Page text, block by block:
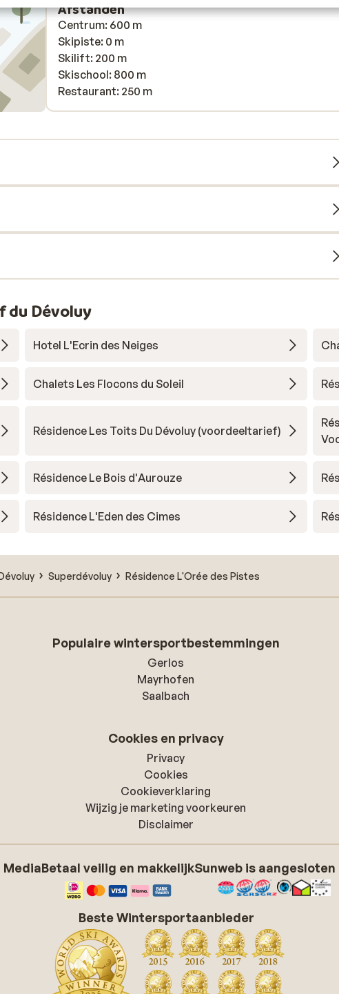
Afstanden
Centrum: 600 m
Skipiste: 0 m
Skilift: 200 m
Skischool: 800 m
Restaurant: 250 m
du Dévoluy
Hotel L'Ecrin des Neiges
Chalets Les Flocons du Soleil
Résidence Les Toits Du Dévoluy (voordeeltarief)
Résidence Le Bois d'Aurouze
Résidence L'Eden des Cimes
Superdévoluy Résidence L'Orée des Pistes
Populaire wintersportbestemmingen
Gerlos
Mayrhofen
Saalbach
Cookies en privacy
Privacy
Cookies
Cookieverklaring
Wijzig je marketing voorkeuren
Disclaimer
MediaBetaal veilig en makkelijkSunweb is aangesloten
Beste Wintersportaanbieder